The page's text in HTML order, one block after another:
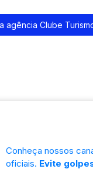
agência Clube
Conheça nossos
oficiais. Evite